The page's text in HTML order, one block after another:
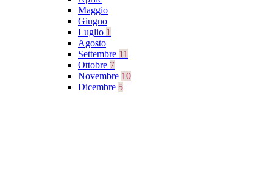
Maggio
Giugno
Luglio 1
Agosto
Settembre 11
Ottobre 7
Novembre 10
Dicembre 5